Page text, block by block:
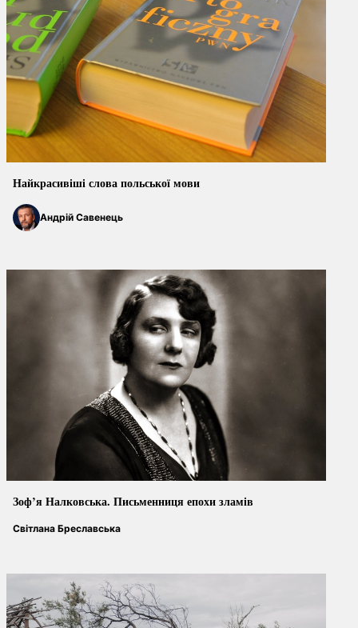
Найкрасивіші слова польської мови
Андрій Савенець
Зоф’я Налковська. Письменниця епохи зламів
Світлана Бреславська